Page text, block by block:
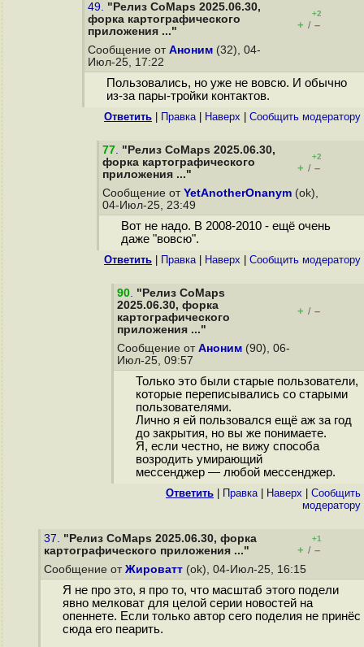
49. "Релиз CoMaps 2025.06.30,
форка картографического
приложения ..."
+2
+ / –
Сообщение от Аноним (32), 04-
Июл-25, 17:22
Пользовались, но уже не вовсю. И обычно
из-за пары-тройки контактов.
Ответить Правка| Наверх Cообщить модератору
77. "Релиз CoMaps 2025.06.30,
форка картографического
приложения ..."
+2
+ / –
Сообщение от YetAnotherOnanym (ok),
04-Июл-25, 23:49
Вот не надо. В 2008-2010 - ещё очень
даже "вовсю".
Ответить Правка| Наверх Cообщить модератору
90. "Релиз CoMaps
2025.06.30, форка
картографического
приложения ..."
+ / –
Сообщение от Аноним (90), 06-
Июл-25, 09:57
Только это были старые пользователи,
которые переписывались со старыми
пользователями.
Лично я ей пользовался ещё аж за год
до закрытия, но вы же понимаете.
Я, если честно, не вижу способа
возродить умирающий
мессенджер — любой мессенджер.
Ответить Правка| Наверх
Cообщить
модератору
37. "Релиз CoMaps 2025.06.30, форка
картографического приложения ..."
+1
+ / –
Сообщение от Жироватт (ok), 04-Июл-25, 16:15
Я не про это, я про то, что масштаб этого подели
явно мелковат для целой серии новостей на
опеннете. Если только автор сего поделия не принёс
сюда его пеарить.